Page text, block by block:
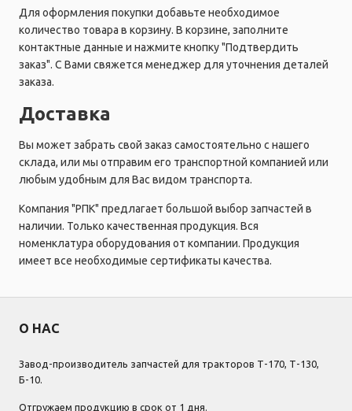
Для оформления покупки добавьте необходимое
количество товара в корзину. В корзине, заполните
контактные данные и нажмите кнопку "Подтвердить
заказ". С Вами свяжется менеджер для уточнения деталей
заказа.
Доставка
Вы может забрать свой заказ самостоятельно с нашего
склада, или мы отправим его транспортной компанией или
любым удобным для Вас видом транспорта.
Компания "РПК" предлагает большой выбор запчастей в
наличии. Только качественная продукция. Вся
номенклатура оборудования от компании. Продукция
имеет все необходимые сертификаты качества.
О НАС
Завод-производитель запчастей для тракторов Т-170, Т-130,
Б-10.
Отгружаем продукцию в срок от 1 дня.